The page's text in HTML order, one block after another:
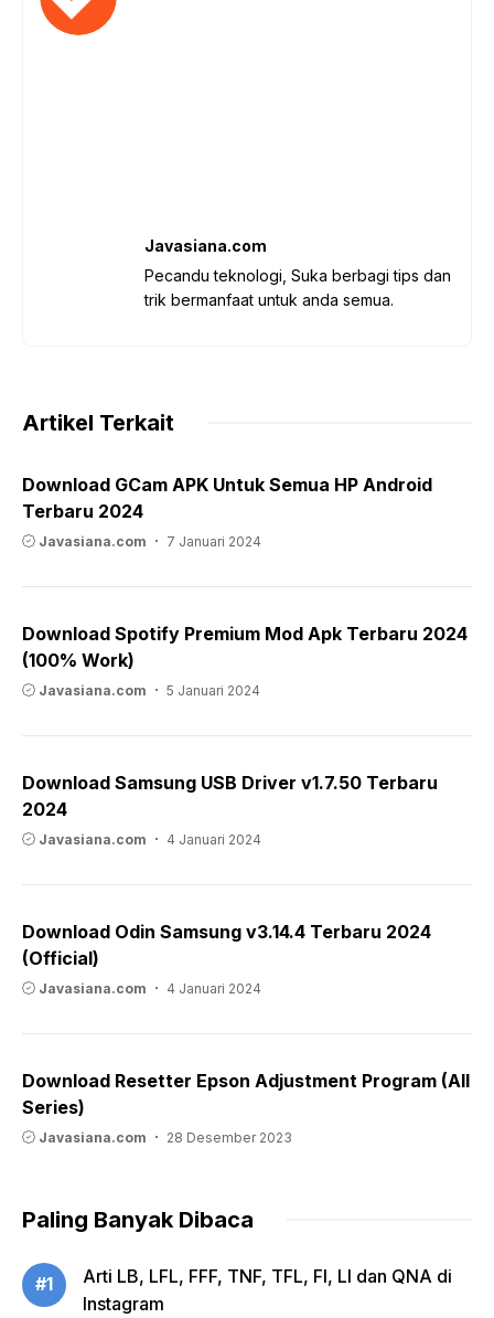
Javasiana.com
Pecandu teknologi, Suka berbagi tips dan
trik bermanfaat untuk anda semua.
Artikel Terkait
Download GCam APK Untuk Semua HP Android
Terbaru 2024
Javasiana.com 7 Januari 2024
Download Spotify Premium Mod Apk Terbaru 2024
(100% Work)
Javasiana.com 5 Januari 2024
Download Samsung USB Driver v1.7.50 Terbaru
2024
Javasiana.com 4 Januari 2024
Download Odin Samsung v3.14.4 Terbaru 2024
(Official)
Javasiana.com 4 Januari 2024
Download Resetter Epson Adjustment Program (All
Series)
Javasiana.com 28 Desember 2023
Paling Banyak Dibaca
#1
Arti LB, LFL, FFF, TNF, TFL, FI, LI dan QNA di
Instagram